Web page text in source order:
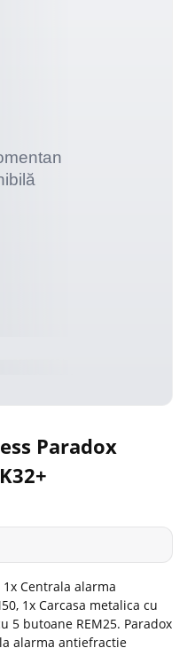
Paradox
Centrala alarma
1x Carcasa metalica cu
5 butoane REM25. Paradox
alarma antiefractie